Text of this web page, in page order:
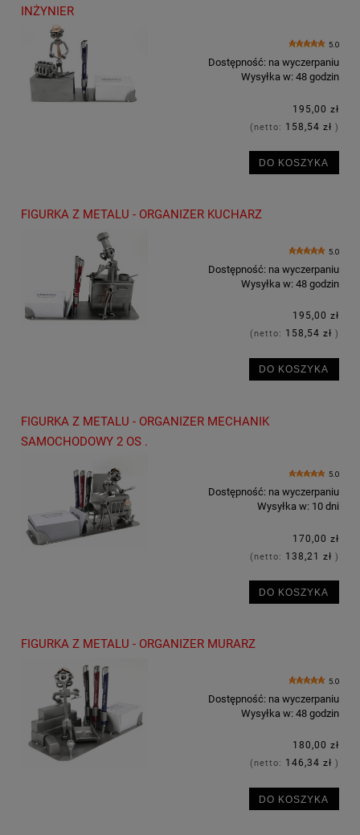
INŻYNIER
5.0
Dostępność: na wyczerpaniu
Wysyłka w: 48 godzin
195,00 zł
(netto: 158,54 zł )
DO KOSZYKA
FIGURKA Z METALU - ORGANIZER KUCHARZ
5.0
Dostępność: na wyczerpaniu
Wysyłka w: 48 godzin
195,00 zł
(netto: 158,54 zł )
DO KOSZYKA
FIGURKA Z METALU - ORGANIZER MECHANIK
SAMOCHODOWY 2 OS .
5.0
Dostępność: na wyczerpaniu
Wysyłka w: 10 dni
170,00 zł
(netto: 138,21 zł )
DO KOSZYKA
FIGURKA Z METALU - ORGANIZER MURARZ
5.0
Dostępność: na wyczerpaniu
Wysyłka w: 48 godzin
180,00 zł
(netto: 146,34 zł )
DO KOSZYKA